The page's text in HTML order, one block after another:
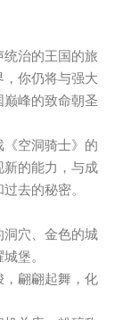
治的王国的旅
你仍将与强大
峰的致命朝圣
《空洞骑士》的
新的能力，与成
去的秘密。
穴、金色的城
堡。
翩翩起舞，化